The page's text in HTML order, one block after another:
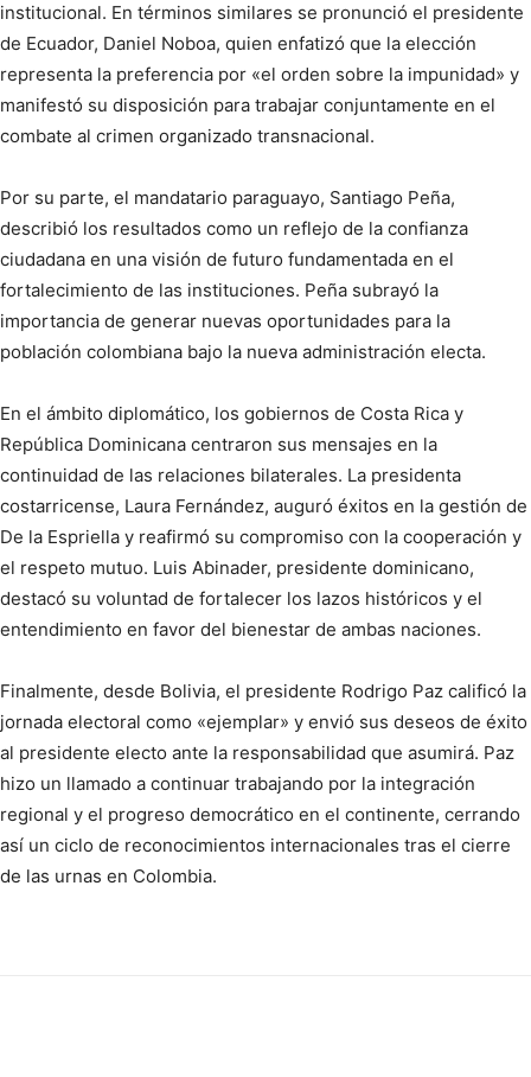
institucional. En términos similares se pronunció el presidente
de Ecuador, Daniel Noboa, quien enfatizó que la elección
representa la preferencia por «el orden sobre la impunidad» y
manifestó su disposición para trabajar conjuntamente en el
combate al crimen organizado transnacional.
Por su parte, el mandatario paraguayo, Santiago Peña,
describió los resultados como un reflejo de la confianza
ciudadana en una visión de futuro fundamentada en el
fortalecimiento de las instituciones. Peña subrayó la
importancia de generar nuevas oportunidades para la
población colombiana bajo la nueva administración electa.
En el ámbito diplomático, los gobiernos de Costa Rica y
República Dominicana centraron sus mensajes en la
continuidad de las relaciones bilaterales. La presidenta
costarricense, Laura Fernández, auguró éxitos en la gestión de
De la Espriella y reafirmó su compromiso con la cooperación y
el respeto mutuo. Luis Abinader, presidente dominicano,
destacó su voluntad de fortalecer los lazos históricos y el
entendimiento en favor del bienestar de ambas naciones.
Finalmente, desde Bolivia, el presidente Rodrigo Paz calificó la
jornada electoral como «ejemplar» y envió sus deseos de éxito
al presidente electo ante la responsabilidad que asumirá. Paz
hizo un llamado a continuar trabajando por la integración
regional y el progreso democrático en el continente, cerrando
así un ciclo de reconocimientos internacionales tras el cierre
de las urnas en Colombia.